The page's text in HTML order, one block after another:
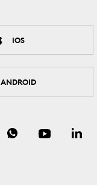
IOS
ANDROID